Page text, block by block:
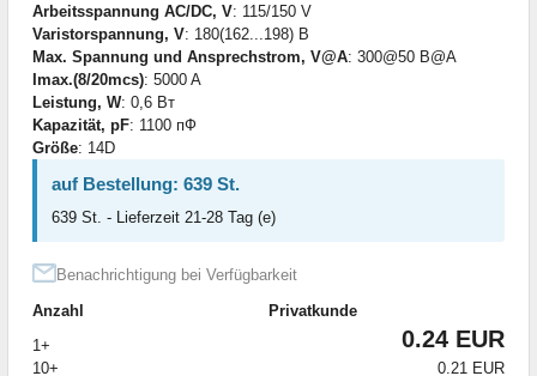
Arbeitsspannung AC/DC, V: 115/150 V
Varistorspannung, V: 180(162...198) В
Max. Spannung und Ansprechstrom, V@A: 300@50 B@A
Imax.(8/20mcs): 5000 A
Leistung, W: 0,6 Вт
Kapazität, pF: 1100 пФ
Größe: 14D
auf Bestellung: 639 St.
639 St. - Lieferzeit 21-28 Tag (e)
Benachrichtigung bei Verfügbarkeit
Anzahl
Privatkunde
1+
0.24 EUR
10+
0.21 EUR